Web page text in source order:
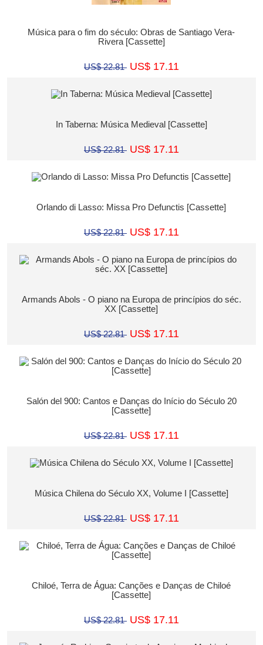
Música para o fim do século: Obras de Santiago Vera-
Rivera [Cassette]
US$ 22.81 US$ 17.11
In Taberna: Música Medieval [Cassette]
US$ 22.81 US$ 17.11
Orlando di Lasso: Missa Pro Defunctis [Cassette]
US$ 22.81 US$ 17.11
Armands Abols - O piano na Europa de princípios do séc.
XX [Cassette]
US$ 22.81 US$ 17.11
Salón del 900: Cantos e Danças do Início do Século 20
[Cassette]
US$ 22.81 US$ 17.11
Música Chilena do Século XX, Volume I [Cassette]
US$ 22.81 US$ 17.11
Chiloé, Terra de Água: Canções e Danças de Chiloé
[Cassette]
US$ 22.81 US$ 17.11